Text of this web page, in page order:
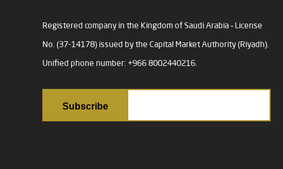
Registered company in the Kingdom of Saudi Arabia – License
No. (37-14178) issued by the Capital Market Authority (Riyadh).
Unified phone number: +966 8002440216.